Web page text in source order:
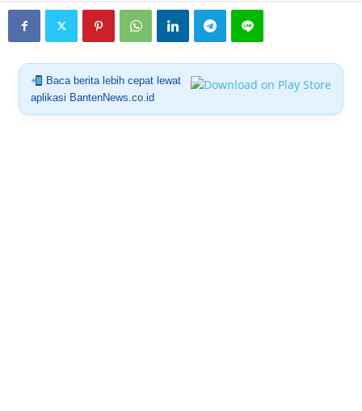
Baca berita lebih cepat lewat
aplikasi BantenNews.co.id